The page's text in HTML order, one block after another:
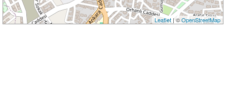
Leaflet| ©OpenStreetMap